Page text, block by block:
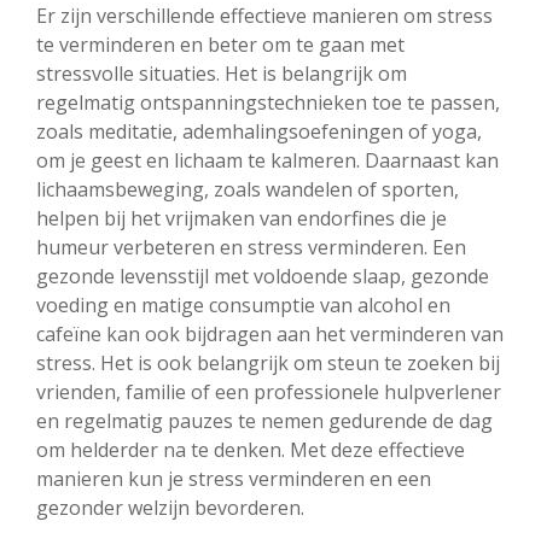
Er zijn verschillende effectieve manieren om stress
te verminderen en beter om te gaan met
stressvolle situaties. Het is belangrijk om
regelmatig ontspanningstechnieken toe te passen,
zoals meditatie, ademhalingsoefeningen of yoga,
om je geest en lichaam te kalmeren. Daarnaast kan
lichaamsbeweging, zoals wandelen of sporten,
helpen bij het vrijmaken van endorfines die je
humeur verbeteren en stress verminderen. Een
gezonde levensstijl met voldoende slaap, gezonde
voeding en matige consumptie van alcohol en
cafeïne kan ook bijdragen aan het verminderen van
stress. Het is ook belangrijk om steun te zoeken bij
vrienden, familie of een professionele hulpverlener
en regelmatig pauzes te nemen gedurende de dag
om helderder na te denken. Met deze effectieve
manieren kun je stress verminderen en een
gezonder welzijn bevorderen.